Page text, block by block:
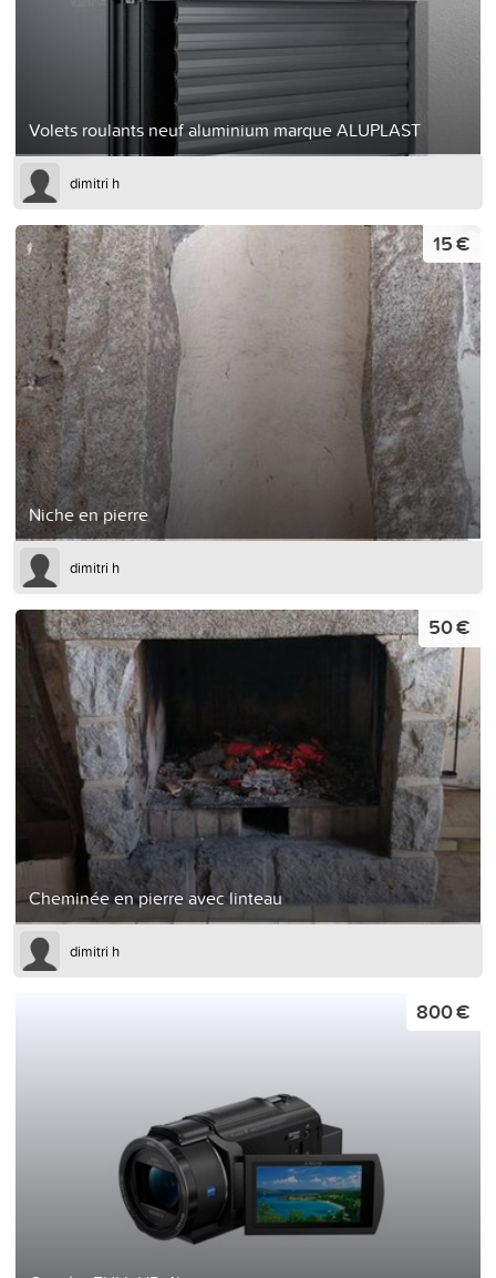
Volets roulants neuf aluminium marque ALUPLAST
dimitri h
Niche en pierre
15 €
dimitri h
Cheminée en pierre avec linteau
50 €
dimitri h
800 €